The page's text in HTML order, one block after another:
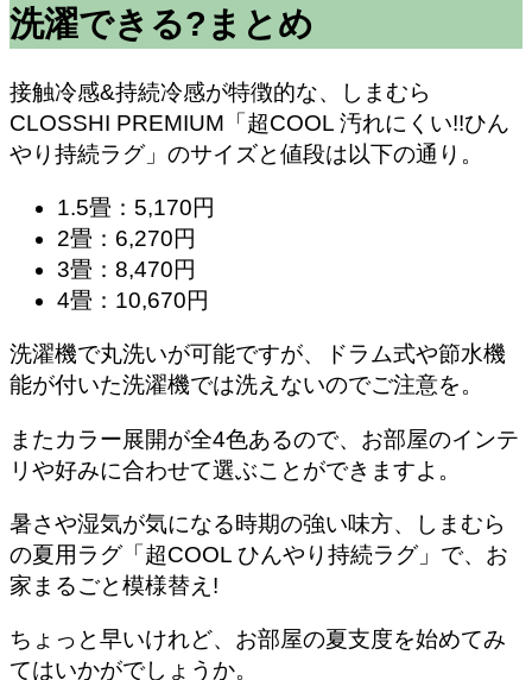
洗濯できる?まとめ
接触冷感&持続冷感が特徴的な、しまむら
CLOSSHI PREMIUM「超COOL 汚れにくい!!ひん
やり持続ラグ」のサイズと値段は以下の通り。
1.5畳：5,170円
2畳：6,270円
3畳：8,470円
4畳：10,670円
洗濯機で丸洗いが可能ですが、ドラム式や節水機
能が付いた洗濯機では洗えないのでご注意を。
またカラー展開が全4色あるので、お部屋のインテ
リや好みに合わせて選ぶことができますよ。
暑さや湿気が気になる時期の強い味方、しまむら
の夏用ラグ「超COOL ひんやり持続ラグ」で、お
家まるごと模様替え!
ちょっと早いけれど、お部屋の夏支度を始めてみ
てはいかがでしょうか。